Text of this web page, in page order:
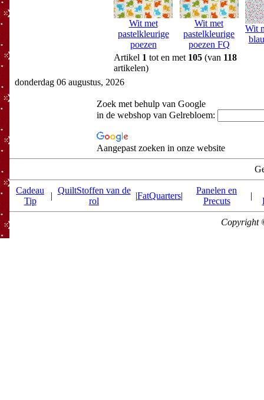
Wit met
pastelkleurige
poezen
Wit met
pastelkleurige
poezen FQ
Wit
Artikel 1 tot en met 105 (van 118
artikelen)
donderdag 06 augustus, 2026
Zoek met behulp van Google
in de webshop van Gelrebloem:
Aangepast zoeken in onze website
Cadeau
Tip
|
QuiltStoffen van de
rol
|FatQuarters|
Panelen en
Precuts
|
Copyright